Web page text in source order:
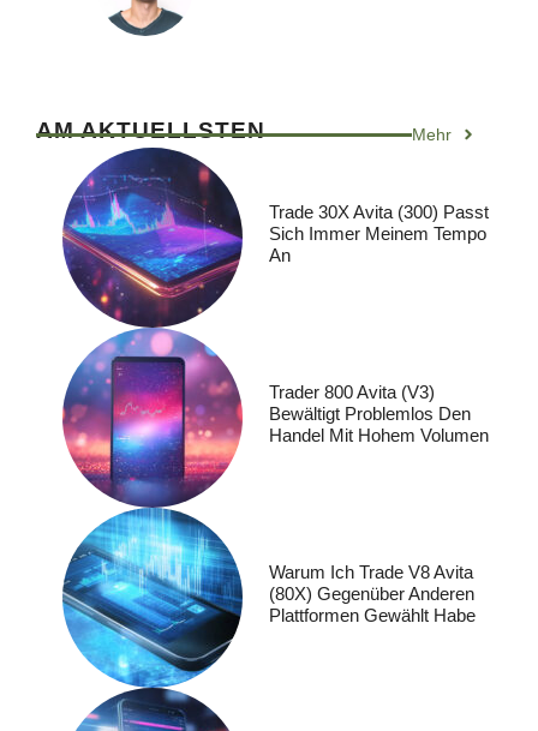
AM AKTUELLSTEN Mehr
Trade 30X Avita (300) Passt
Sich Immer Meinem Tempo
An
Trader 800 Avita (V3)
Bewältigt Problemlos Den
Handel Mit Hohem Volumen
Warum Ich Trade V8 Avita
(80X) Gegenüber Anderen
Plattformen Gewählt Habe